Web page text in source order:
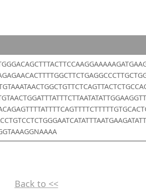
Back to <<